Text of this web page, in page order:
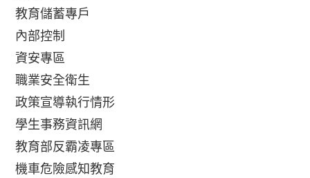
教育儲蓄專戶
內部控制
資安專區
職業安全衛生
政策宣導執行情形
學生事務資訊網
教育部反霸凌專區
機車危險感知教育